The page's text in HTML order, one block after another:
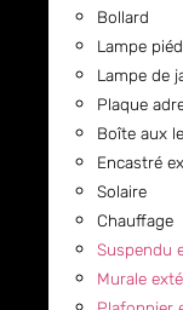
Bollard
Lampe
Lampe de
Plaque
Boîte aux
Encastré
Solaire
Chauffage
Suspendu
Murale